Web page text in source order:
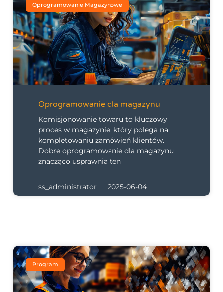
Oprogramowanie Magazynowe
Oprogramowanie dla magazynu
Komisjonowanie towaru to kluczowy
proces w magazynie, który polega na
kompletowaniu zamówień klientów.
Dobre oprogramowanie dla magazynu
znacząco usprawnia ten
ss_administrator 2025-06-04
Program